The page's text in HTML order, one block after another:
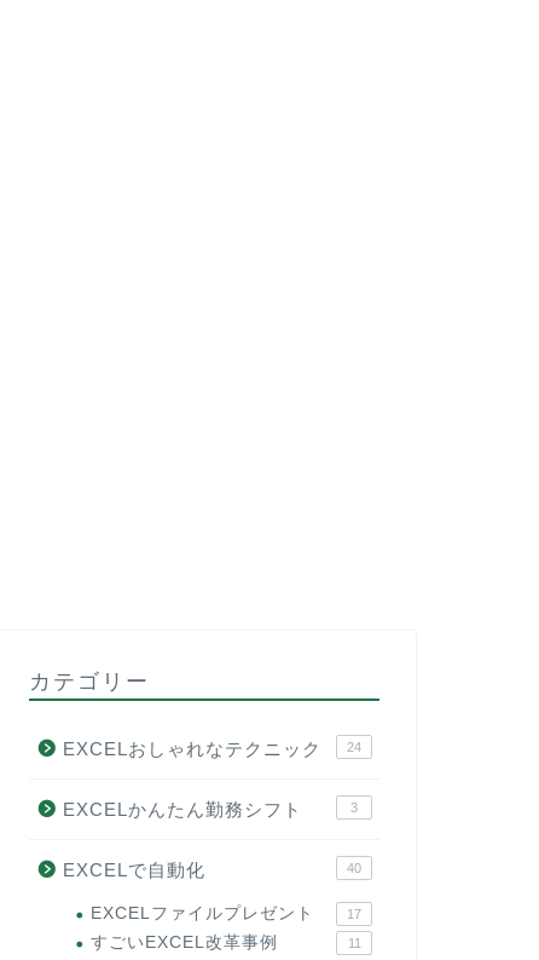
カテゴリー
EXCELおしゃれなテクニック 24
EXCELかんたん勤務シフト 3
EXCELで自動化 40
EXCELファイルプレゼント 17
すごいEXCEL改革事例 11